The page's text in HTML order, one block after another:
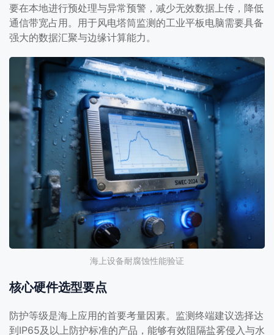
要在本地进行预处理与异常预警，减少无效数据上传，降低
通信带宽占用。用于风电塔筒监测的工业平板电脑需要具备
强大的数据汇聚与边缘计算能力。
海上设备耐腐蚀性能验证
核心硬件选型要点
防护等级是海上应用的首要考量因素。监测终端建议选择达
到IP65及以上防护标准的产品，能够有效阻隔盐雾侵入与水